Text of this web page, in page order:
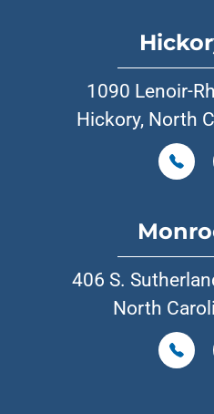
1090 Lenoir-
Hickory, North
406 S.
North